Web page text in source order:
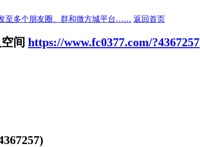
至多个朋友圈、群和微方城平台…… 返回首页
间 https://www.fc0377.com/?4367257